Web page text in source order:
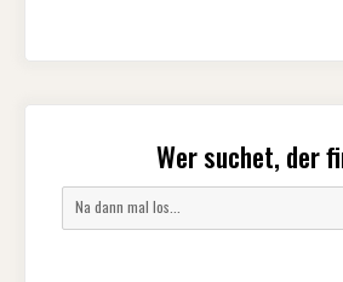
Wer suchet, der